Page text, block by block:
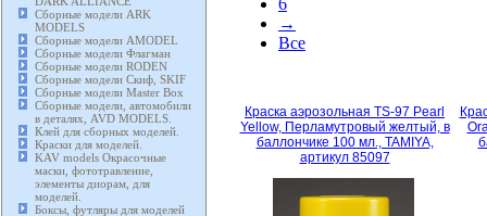
Сборные модели ARK
MODELS
Сборные модели AMODEL
Сборные модели Флагман
Сборные модели RODEN
Сборные модели Скиф, SKIF
Сборные модели Master Box
Сборные модели, автомобили
в деталях, AVD MODELS.
Клей для сборных моделей.
Краски для моделей.
KAV models Окрасочные
маски, фототравление,
элементы диорам, для
моделей.
Боксы, футляры для моделей
6
→
Все
Краска аэрозольная TS-97 Pearl
Yellow, Перламутровый желтый, в
баллончике 100 мл., TAMIYA,
артикул 85097